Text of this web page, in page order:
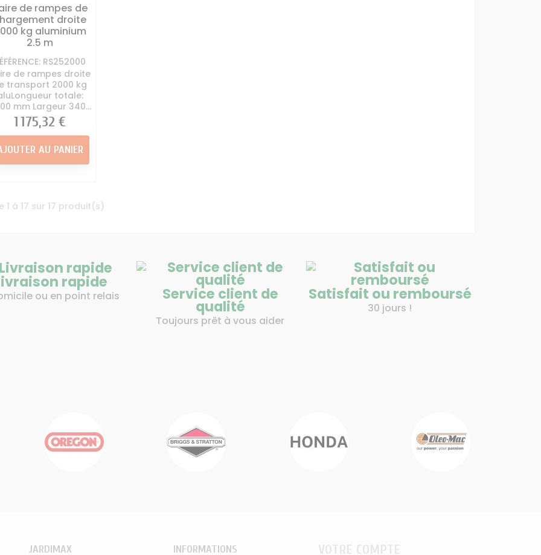
de rampes de
droite
kg aluminium
2.5 m
RS252000
de rampes droite
transport 2000 kg
totale:
mm Largeur 340...
Prix
1 175,32 €
AU PANIER
1 à 17 sur 17 produit(s)
rapide
ou en point relais Service client de
qualité
Toujours prêt à vous aider
Satisfait ou remboursé
30 jours !
JARDIMAX INFORMATIONS